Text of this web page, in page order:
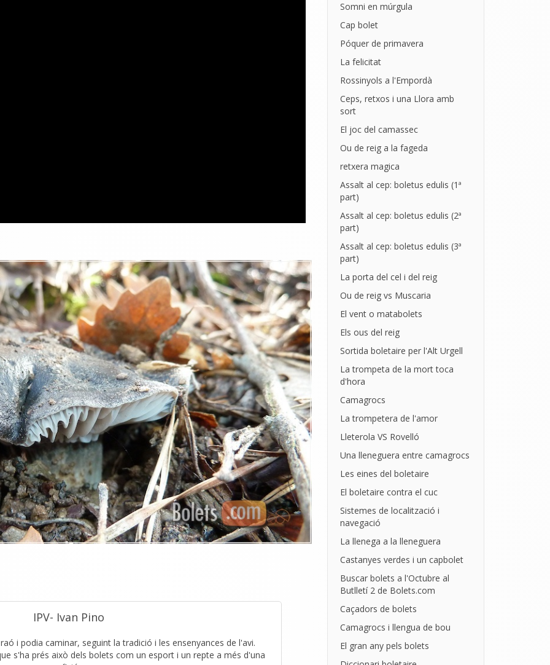
IPV- Ivan Pino
i podia caminar, seguint la tradició i les ensenyances de l'avi.
s'ha prés això dels bolets com un esport i un repte a més d'una
Somni en múrgula
Cap bolet
Póquer de primavera
La felicitat
Rossinyols a l'Empordà
Ceps, retxos i una Llora amb
sort
El joc del camassec
Ou de reig a la fageda
retxera magica
Assalt al cep: boletus edulis (1ª
part)
Assalt al cep: boletus edulis (2ª
part)
Assalt al cep: boletus edulis (3ª
part)
La porta del cel i del reig
Ou de reig vs Muscaria
El vent o matabolets
Els ous del reig
Sortida boletaire per l'Alt Urgell
La trompeta de la mort toca
d'hora
Camagrocs
La trompetera de l'amor
Lleterola VS Rovelló
Una lleneguera entre camagrocs
Les eines del boletaire
El boletaire contra el cuc
Sistemes de localització i
navegació
La llenega a la lleneguera
Castanyes verdes i un capbolet
Buscar bolets a l'Octubre al
Butlletí 2 de Bolets.com
Caçadors de bolets
Camagrocs i llengua de bou
El gran any pels bolets